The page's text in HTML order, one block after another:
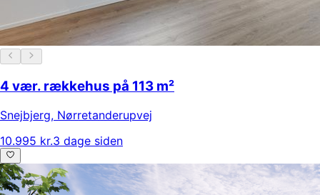
4 vær. rækkehus på 113 m²
Snejbjerg, Nørretanderupvej
10.995 kr.3 dage siden